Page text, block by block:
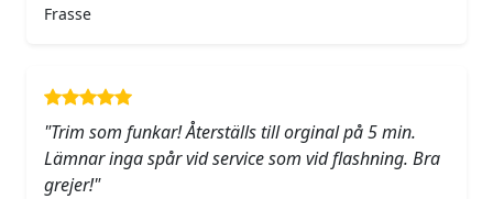
Frasse
"Trim som funkar! Återställs till orginal på 5 min.
Lämnar inga spår vid service som vid flashning. Bra
grejer!"